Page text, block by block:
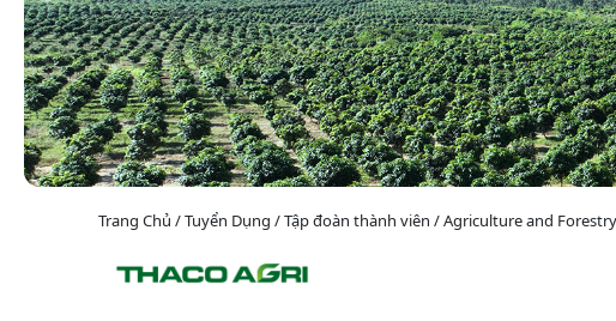
Trang Chủ / Tuyển Dụng / Tập đoàn thành viên / Agriculture and